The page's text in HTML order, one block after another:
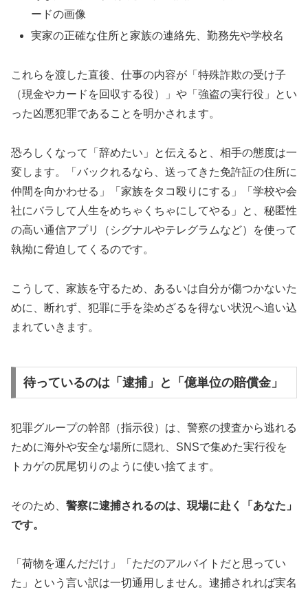
ードの画像
実家の正確な住所と家族の連絡先、勤務先や学校名
これらを渡した直後、仕事の内容が「特殊詐欺の受け子
（現金やカードを回収する役）」や「強盗の実行役」とい
った凶悪犯罪であることを明かされます。
恐ろしくなって「辞めたい」と伝えると、相手の態度は一
変します。「バックれるなら、送ってきた免許証の住所に
仲間を向かわせる」「家族をタコ殴りにする」「学校や会
社にバラして人生をめちゃくちゃにしてやる」と、秘匿性
の高い通信アプリ（シグナルやテレグラムなど）を使って
執拗に脅迫してくるのです。
こうして、家族を守るため、あるいは自分が傷つかないた
めに、断れず、犯罪に手を染めざるを得ない状況へ追い込
まれていきます。
待っているのは「逮捕」と「億単位の賠償金」
犯罪グループの幹部（指示役）は、警察の捜査から逃れる
ために海外や安全な場所に隠れ、SNSで集めた実行役を
トカゲの尻尾切りのように使い捨てます。
そのため、 警察に逮捕されるのは、現場に赴く「あなた」
です。
「荷物を運んだだけ」「ただのアルバイトだと思ってい
た」という言い訳は一切通用しません。逮捕されれば実名